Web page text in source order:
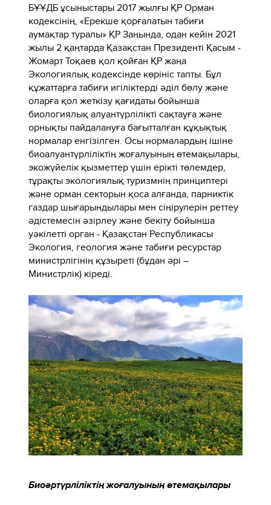
БҰҰДБ ұсыныстары 2017 жылғы ҚР Орман
кодексінің, «Ерекше қорғалатын табиғи
аумақтар туралы» ҚР Заңында, одан кейін 2021
жылы 2 қаңтарда Қазақстан Президенті Қасым -
Жомарт Тоқаев қол қойған ҚР жаңа
Экологиялық кодексінде көрініс тапты. Бұл
құжаттарға табиғи игіліктерді әділ бөлу және
оларға қол жеткізу қағидаты бойынша
биологиялық алуантүрлілікті сақтауға және
орнықты пайдалануға бағытталған құқықтық
нормалар енгізілген. Осы нормалардың ішіне
биоалуантүрліліктің жоғалуының өтемақылары,
экожүйелік қызметтер үшін ерікті төлемдер,
тұрақты экологиялық туризмнің принциптері
және орман секторын қоса алғанда, парниктік
газдар шығарындылары мен сіңірулерін реттеу
әдістемесін әзірлеу және бекіту бойынша
уәкілетті орган - Қазақстан Республикасы
Экология, геология және табиғи ресурстар
министрлігінің құзыреті (бұдан әрі –
Министрлік) кіреді.
Биоәртүрліліктің жоғалуының өтемақылары